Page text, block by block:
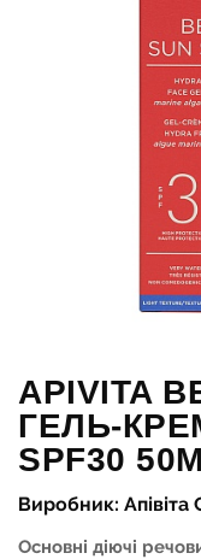
APIVITA
ГЕЛЬ-
SPF30
Виробник: Апівіта
Основні діючі